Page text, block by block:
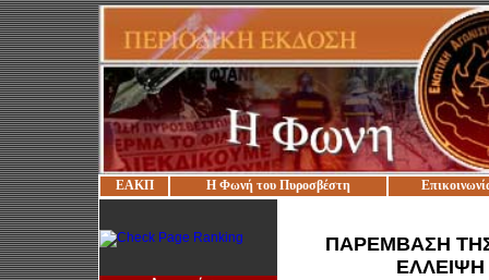
ΕΑΚΠ Η Φωνή του Πυροσβέστη
:: 27-05-2017 ::
ΕΣΩΤΕΡΙΚΩΝ ΓΙΑ
ΜΕΤΑΚΙΝΗΣΕΙΣ ΣΥΝΑΔΕΛΦΩΝ
ΠΑΡΕΜΒΑΣΗ
ΕΛΛΕΙΨΗ